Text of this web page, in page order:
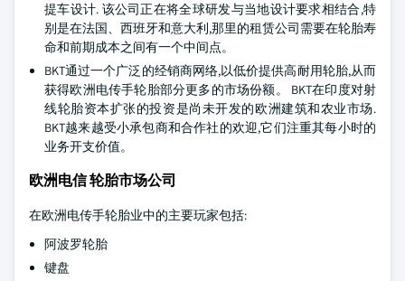
提车设计. 该公司正在将全球研发与当地设计要求相结合,特
别是在法国、西班牙和意大利,那里的租赁公司需要在轮胎寿
命和前期成本之间有一个中间点。
BKT通过一个广泛的经销商网络,以低价提供高耐用轮胎,从而
获得欧洲电传手轮胎部分更多的市场份额。 BKT在印度对射
线轮胎资本扩张的投资是尚未开发的欧洲建筑和农业市场.
BKT越来越受小承包商和合作社的欢迎,它们注重其每小时的
业务开支价值。
欧洲电信 轮胎市场公司
在欧洲电传手轮胎业中的主要玩家包括:
阿波罗轮胎
键盘